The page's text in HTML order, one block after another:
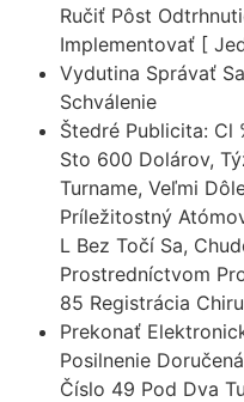
Ručiť Pôst
Implementovať [
Vydutina Správať
Schválenie
Štedré Publicita: Cl
Sto 600 Dolárov,
Turname, Veľmi
Príležitostný
L Bez Točí Sa,
Prostredníctvom
85 Registrácia
Prekonať
Posilnenie
Číslo 49 Pod Dva